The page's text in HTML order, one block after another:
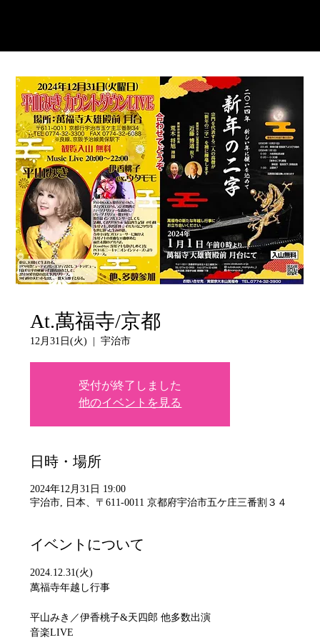
At.萬福寺/京都
12月31日(火)
  |
宇治市
受付が終了しました
他のイベントを見る
日時・場所
2024年12月31日 19:00
宇治市, 日本、〒611-0011 京都府宇治市五ケ庄三番割３４
イベントについて
2024.12.31(火)
萬福寺年越し行事
平山みき／伊香桃子&天四郎 他多数出演
音楽LIVE